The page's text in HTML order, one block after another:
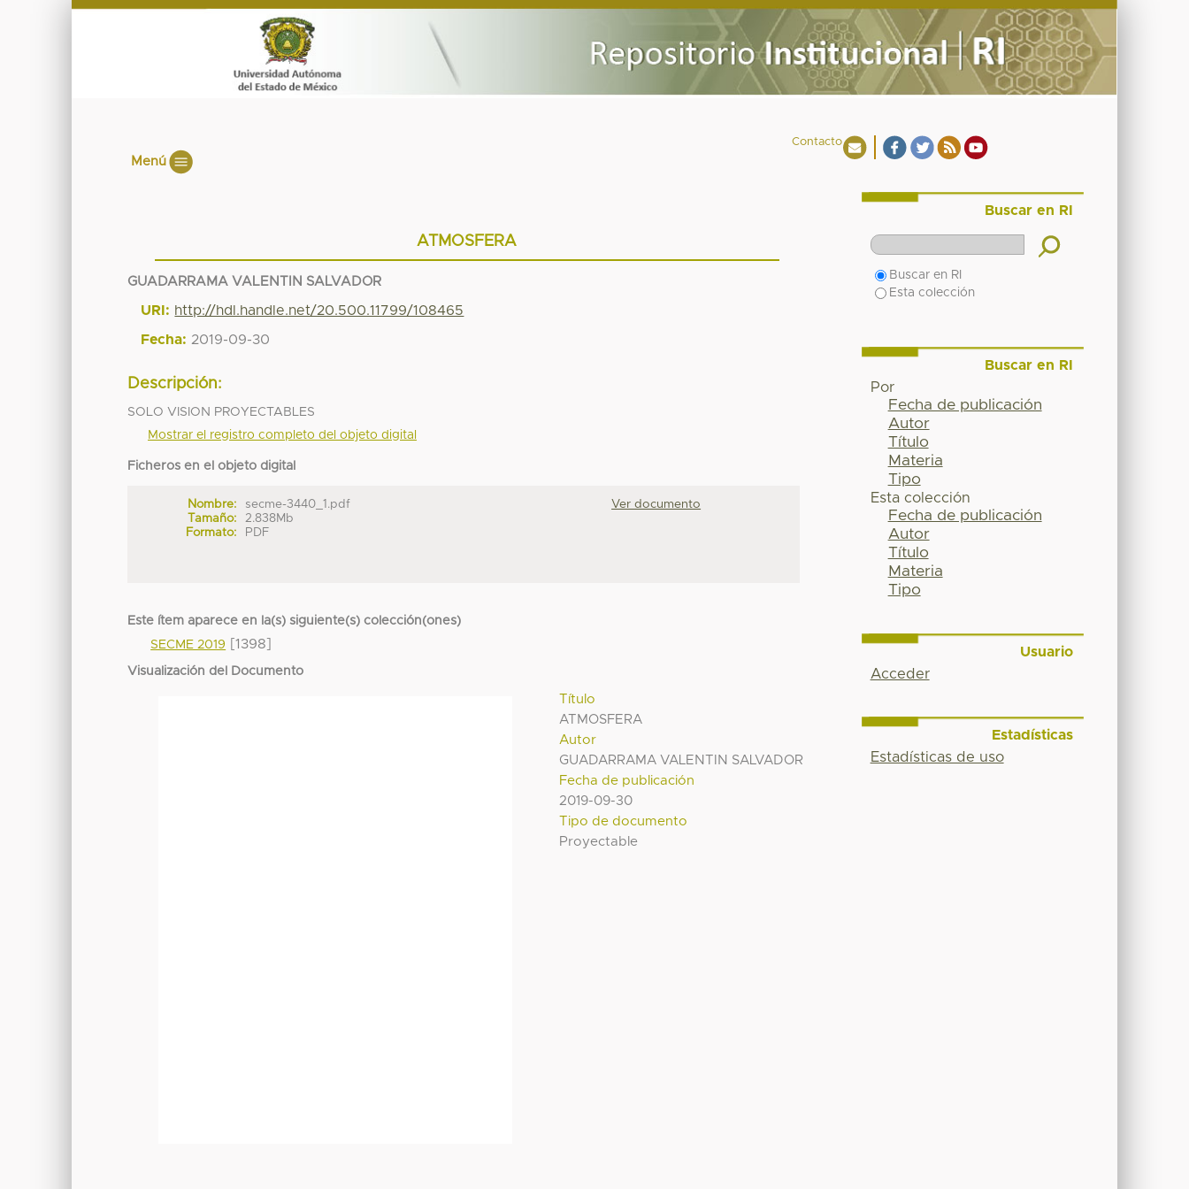
Contacto
Menú
ATMOSFERA
GUADARRAMA VALENTIN SALVADOR
URI: http://hdl.handle.net/20.500.11799/108465
Fecha: 2019-09-30
Descripción:
SOLO VISION PROYECTABLES
Mostrar el registro completo del objeto digital
Ficheros en el objeto digital
Nombre:
secme-3440_1.pdf
Tamaño:
2.838Mb
Formato:
PDF
Ver documento
Este ítem aparece en la(s) siguiente(s) colección(ones)
SECME 2019
[1398]
Visualización del Documento
Título
ATMOSFERA
Autor
GUADARRAMA VALENTIN SALVADOR
Fecha de publicación
2019-09-30
Tipo de documento
Proyectable
Buscar en RI
Buscar en RI
Esta colección
Buscar en RI
Por
Fecha de publicación
Autor
Título
Materia
Tipo
Esta colección
Fecha de publicación
Autor
Título
Materia
Tipo
Usuario
Acceder
Estadísticas
Estadísticas de uso